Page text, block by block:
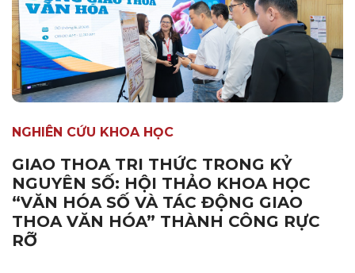
NGHIÊN CỨU KHOA HỌC
GIAO THOA TRI THỨC TRONG KỶ
NGUYÊN SỐ: HỘI THẢO KHOA HỌC
“VĂN HÓA SỐ VÀ TÁC ĐỘNG GIAO
THOA VĂN HÓA” THÀNH CÔNG RỰC
RỠ